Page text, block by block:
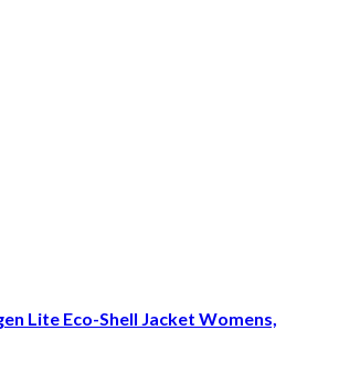
Lite Eco-Shell Jacket Womens,